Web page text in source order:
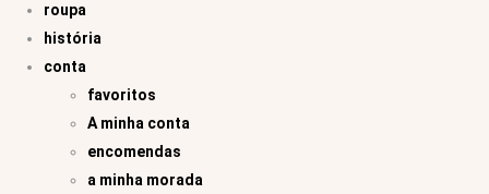
roupa
história
conta
favoritos
A minha conta
encomendas
a minha morada